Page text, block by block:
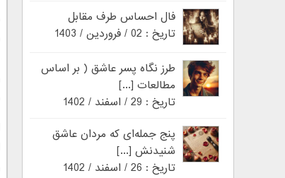
فال احساس طرف مقابل
تاریخ : 02 / فروردین / 1403
طرز نگاه پسر عاشق ( بر اساس
مطالعات [...]
تاریخ : 29 / اسفند / 1402
پنج جمله‌ای که مردان عاشق
شنیدنش [...]
تاریخ : 26 / اسفند / 1402